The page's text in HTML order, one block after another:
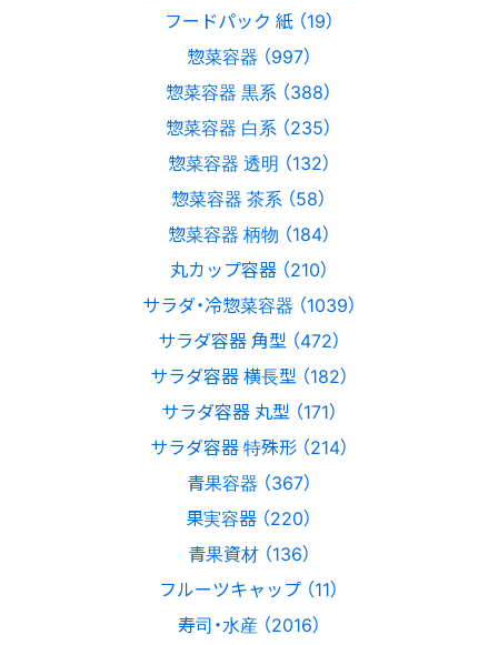
フードパック 紙 （19）
惣菜容器 （997）
惣菜容器 黒系 （388）
惣菜容器 白系 （235）
惣菜容器 透明 （132）
惣菜容器 茶系 （58）
惣菜容器 柄物 （184）
丸カップ容器 （210）
サラダ・冷惣菜容器 （1039）
サラダ容器 角型 （472）
サラダ容器 横長型 （182）
サラダ容器 丸型 （171）
サラダ容器 特殊形 （214）
青果容器 （367）
果実容器 （220）
青果資材 （136）
フルーツキャップ （11）
寿司・水産 （2016）